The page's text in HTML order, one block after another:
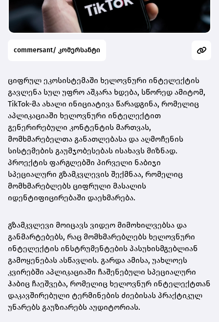
commersant/ კომერსანტი
ციფრულ ეკოსისტემაში ხელოვნური ინტელექტის
გავლენა სულ უფრო აშკარა ხდება, სწორედ ამიტომ,
TikTok-მა ახალი ინიციატივა წარადგინა, რომელიც
აპლიკაციაში ხელოვნური ინტელექტით
გენერირებული კონტენტის მართვას,
მომხმარებელთა განათლებასა და აღმოჩენის
სისტემების გაუმჯობესებას ისახავს მიზნად.
პროექტის ფარგლებში პირველი ნაბიჯი
სპეციალური გზამკვლევის შექმნაა, რომელიც
მომხმარებლებს ციფრული მასალის
იდენტიფიცირებაში დაეხმარება.
გზამკვლევი მოიცავს ვიდეო მიმოხილვებსა და
განმარტებებს, რაც მომხმარებლებს ხელოვნური
ინტელექტის ინსტრუმენტების პასუხისმგებლიან
გამოყენებას ასწავლის. გარდა ამისა, უახლოეს
კვირებში აპლიკაციაში ჩაშენებული სპეციალური
ჰაბიც ჩაეშვება, რომელიც ხელოვნურ ინტელექტთან
დაკავშირებული ტერმინების ძიებისას პრაქტიკულ
უნარებს გაუზიარებს აუდიტორიას.